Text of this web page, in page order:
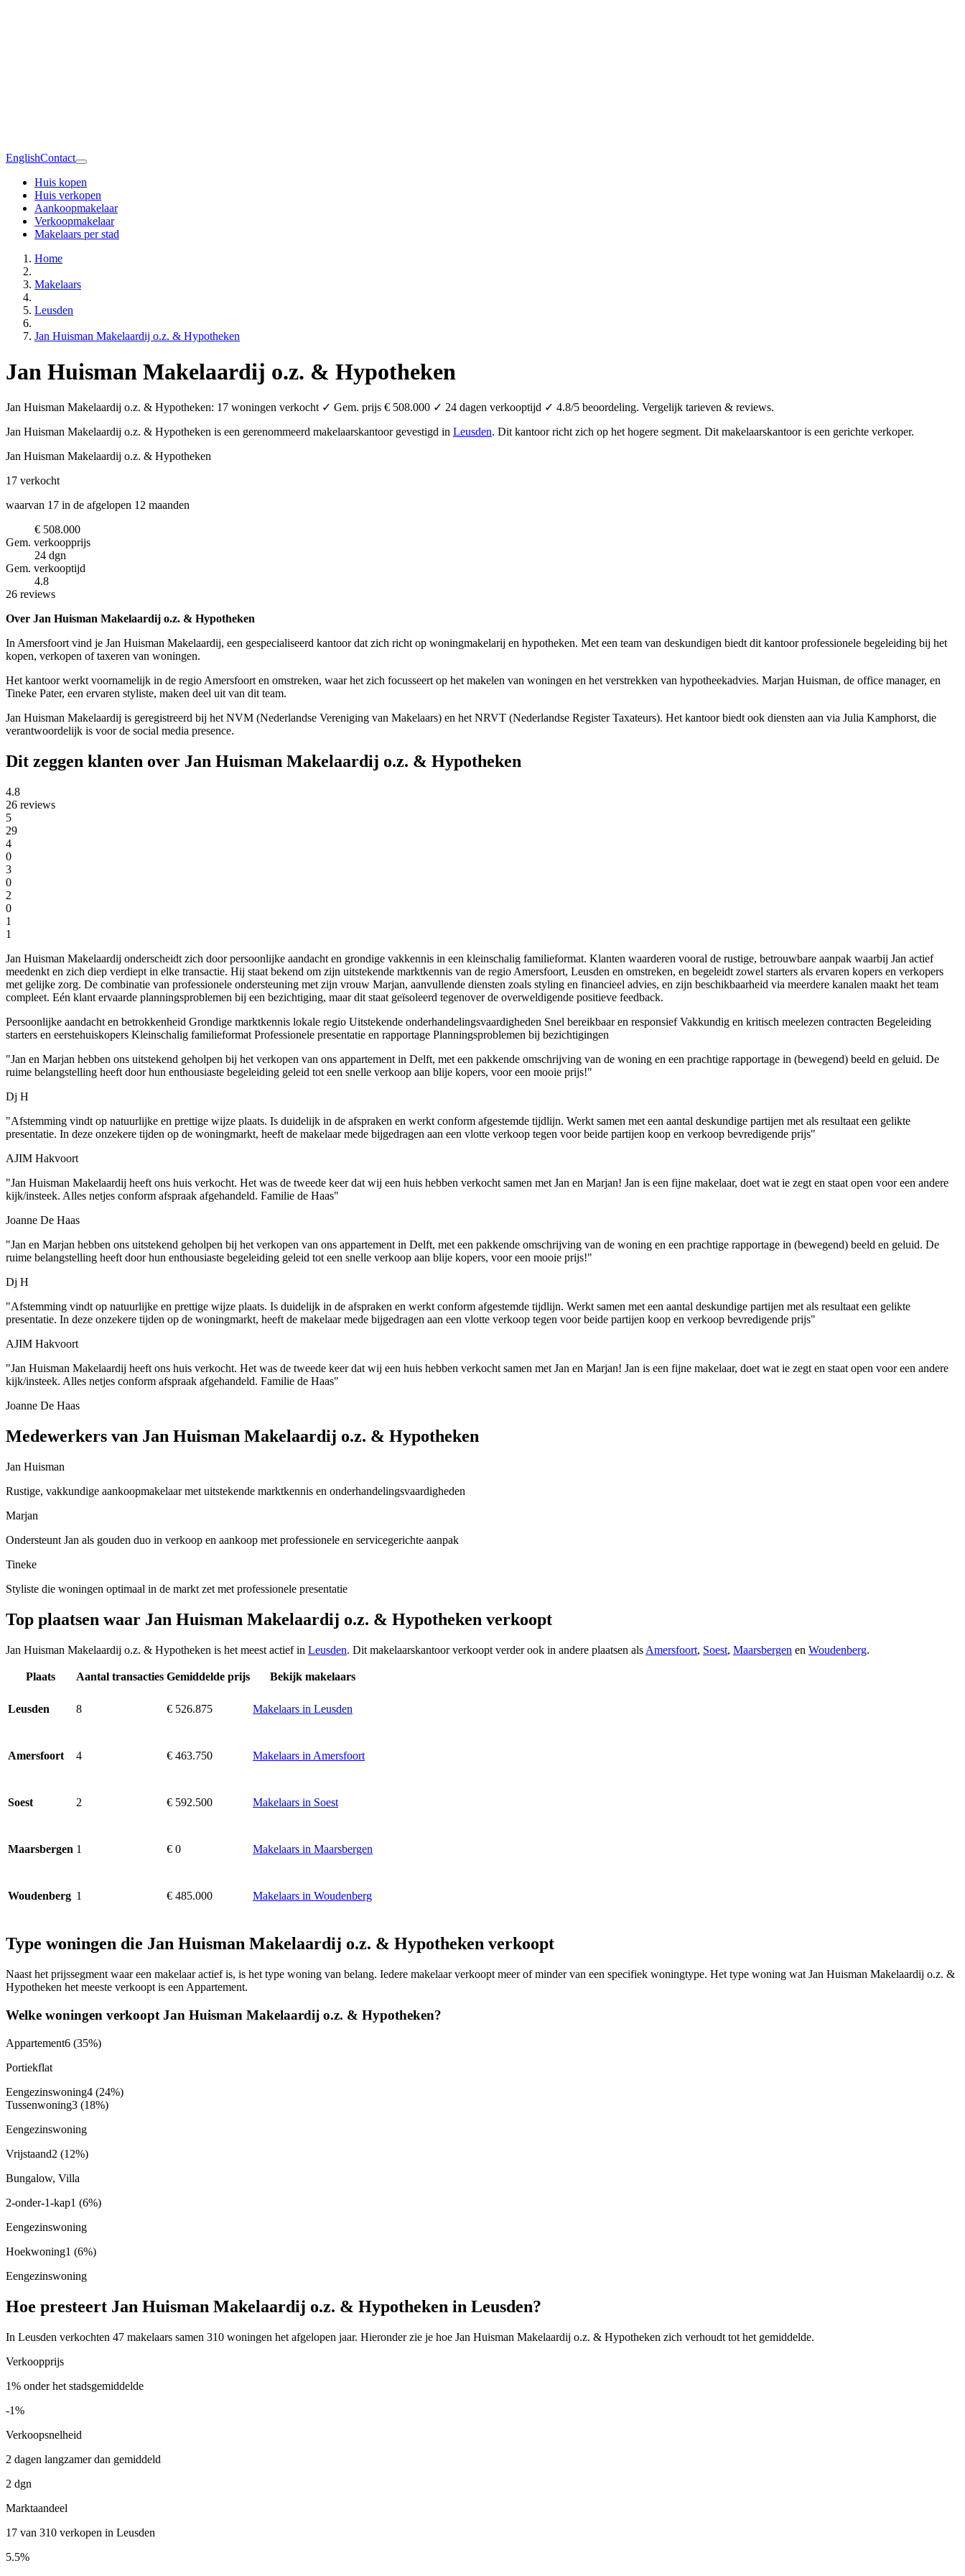
EnglishContact
Huis kopen
Huis verkopen
Aankoopmakelaar
Verkoopmakelaar
Makelaars per stad
Home
Makelaars
Leusden
Jan Huisman Makelaardij o.z. & Hypotheken
Jan Huisman Makelaardij o.z. & Hypotheken
Jan Huisman Makelaardij o.z. & Hypotheken: 17 woningen verkocht ✓ Gem. prijs € 508.000 ✓ 24 dagen verkooptijd ✓ 4.8/5 beoordeling. Vergelijk tarieven & reviews.
Jan Huisman Makelaardij o.z. & Hypotheken is een gerenommeerd makelaarskantoor gevestigd in Leusden. Dit kantoor richt zich op het hogere segment. Dit makelaarskantoor is een gerichte verkoper.
Jan Huisman Makelaardij o.z. & Hypotheken
17 verkocht
waarvan 17 in de afgelopen 12 maanden
€ 508.000
Gem. verkoopprijs
24 dgn
Gem. verkooptijd
4.8
26 reviews
Over Jan Huisman Makelaardij o.z. & Hypotheken
In Amersfoort vind je Jan Huisman Makelaardij, een gespecialiseerd kantoor dat zich richt op woningmakelarij en hypotheken. Met een team van deskundigen biedt dit kantoor professionele begeleiding bij het
kopen, verkopen of taxeren van woningen.
Het kantoor werkt voornamelijk in de regio Amersfoort en omstreken, waar het zich focusseert op het makelen van woningen en het verstrekken van hypotheekadvies. Marjan Huisman, de office manager, en
Tineke Pater, een ervaren styliste, maken deel uit van dit team.
Jan Huisman Makelaardij is geregistreerd bij het NVM (Nederlandse Vereniging van Makelaars) en het NRVT (Nederlandse Register Taxateurs). Het kantoor biedt ook diensten aan via Julia Kamphorst, die
verantwoordelijk is voor de social media presence.
Dit zeggen klanten over Jan Huisman Makelaardij o.z. & Hypotheken
4.8
26 reviews
5
29
4
0
3
0
2
0
1
1
Jan Huisman Makelaardij onderscheidt zich door persoonlijke aandacht en grondige vakkennis in een kleinschalig familieformat. Klanten waarderen vooral de rustige, betrouwbare aanpak waarbij Jan actief
meedenkt en zich diep verdiept in elke transactie. Hij staat bekend om zijn uitstekende marktkennis van de regio Amersfoort, Leusden en omstreken, en begeleidt zowel starters als ervaren kopers en verkopers
met gelijke zorg. De combinatie van professionele ondersteuning met zijn vrouw Marjan, aanvullende diensten zoals styling en financieel advies, en zijn beschikbaarheid via meerdere kanalen maakt het team
compleet. Eén klant ervaarde planningsproblemen bij een bezichtiging, maar dit staat geïsoleerd tegenover de overweldigende positieve feedback.
Persoonlijke aandacht en betrokkenheid Grondige marktkennis lokale regio Uitstekende onderhandelingsvaardigheden Snel bereikbaar en responsiefVakkundig en kritisch meelezen contracten Begeleiding
starters en eerstehuiskopers Kleinschalig familieformat Professionele presentatie en rapportage Planningsproblemen bij bezichtigingen
"Jan en Marjan hebben ons uitstekend geholpen bij het verkopen van ons appartement in Delft, met een pakkende omschrijving van de woning en een prachtige rapportage in (bewegend) beeld en geluid. De
ruime belangstelling heeft door hun enthousiaste begeleiding geleid tot een snelle verkoop aan blije kopers, voor een mooie prijs!"
Dj H
"Afstemming vindt op natuurlijke en prettige wijze plaats. Is duidelijk in de afspraken en werkt conform afgestemde tijdlijn. Werkt samen met een aantal deskundige partijen met als resultaat een gelikte
presentatie. In deze onzekere tijden op de woningmarkt, heeft de makelaar mede bijgedragen aan een vlotte verkoop tegen voor beide partijen koop en verkoop bevredigende prijs"
AJIM Hakvoort
"Jan Huisman Makelaardij heeft ons huis verkocht. Het was de tweede keer dat wij een huis hebben verkocht samen met Jan en Marjan! Jan is een fijne makelaar, doet wat ie zegt en staat open voor een andere
kijk/insteek. Alles netjes conform afspraak afgehandeld. Familie de Haas"
Joanne De Haas
"Jan en Marjan hebben ons uitstekend geholpen bij het verkopen van ons appartement in Delft, met een pakkende omschrijving van de woning en een prachtige rapportage in (bewegend) beeld en geluid. De
ruime belangstelling heeft door hun enthousiaste begeleiding geleid tot een snelle verkoop aan blije kopers, voor een mooie prijs!"
Dj H
"Afstemming vindt op natuurlijke en prettige wijze plaats. Is duidelijk in de afspraken en werkt conform afgestemde tijdlijn. Werkt samen met een aantal deskundige partijen met als resultaat een gelikte
presentatie. In deze onzekere tijden op de woningmarkt, heeft de makelaar mede bijgedragen aan een vlotte verkoop tegen voor beide partijen koop en verkoop bevredigende prijs"
AJIM Hakvoort
"Jan Huisman Makelaardij heeft ons huis verkocht. Het was de tweede keer dat wij een huis hebben verkocht samen met Jan en Marjan! Jan is een fijne makelaar, doet wat ie zegt en staat open voor een andere
kijk/insteek. Alles netjes conform afspraak afgehandeld. Familie de Haas"
Joanne De Haas
Medewerkers van Jan Huisman Makelaardij o.z. & Hypotheken
Jan Huisman
Rustige, vakkundige aankoopmakelaar met uitstekende marktkennis en onderhandelingsvaardigheden
Marjan
Ondersteunt Jan als gouden duo in verkoop en aankoop met professionele en servicegerichte aanpak
Tineke
Styliste die woningen optimaal in de markt zet met professionele presentatie
Top plaatsen waar Jan Huisman Makelaardij o.z. & Hypotheken verkoopt
Jan Huisman Makelaardij o.z. & Hypotheken is het meest actief in Leusden. Dit makelaarskantoor verkoopt verder ook in andere plaatsen als Amersfoort, Soest, Maarsbergen en Woudenberg.
Plaats Aantal transacties Gemiddelde prijs Bekijk makelaars
Leusden 8 € 526.875 Makelaars in Leusden
Amersfoort 4 € 463.750 Makelaars in Amersfoort
Soest 2 € 592.500 Makelaars in Soest
Maarsbergen 1 € 0 Makelaars in Maarsbergen
Woudenberg 1 € 485.000 Makelaars in Woudenberg
Type woningen die Jan Huisman Makelaardij o.z. & Hypotheken verkoopt
Naast het prijssegment waar een makelaar actief is, is het type woning van belang. Iedere makelaar verkoopt meer of minder van een specifiek woningtype. Het type woning wat Jan Huisman Makelaardij o.z. &
Hypotheken het meeste verkoopt is een Appartement.
Welke woningen verkoopt Jan Huisman Makelaardij o.z. & Hypotheken?
Appartement6 (35%)
Portiekflat
Eengezinswoning4 (24%)
Tussenwoning3 (18%)
Eengezinswoning
Vrijstaand2 (12%)
Bungalow, Villa
2-onder-1-kap1 (6%)
Eengezinswoning
Hoekwoning1 (6%)
Eengezinswoning
Hoe presteert Jan Huisman Makelaardij o.z. & Hypotheken in Leusden?
In Leusden verkochten 47 makelaars samen 310 woningen het afgelopen jaar. Hieronder zie je hoe Jan Huisman Makelaardij o.z. & Hypotheken zich verhoudt tot het gemiddelde.
Verkoopprijs
1% onder het stadsgemiddelde
-1%
Verkoopsnelheid
2 dagen langzamer dan gemiddeld
2 dgn
Marktaandeel
17 van 310 verkopen in Leusden
5.5%